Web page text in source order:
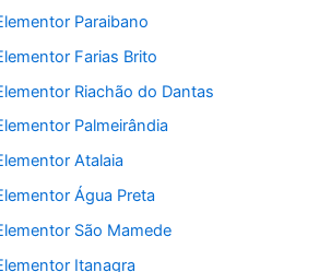
Paraibano
Farias Brito
Riachão do Dantas
Palmeirândia
Atalaia
Água Preta
São Mamede
Itanagra